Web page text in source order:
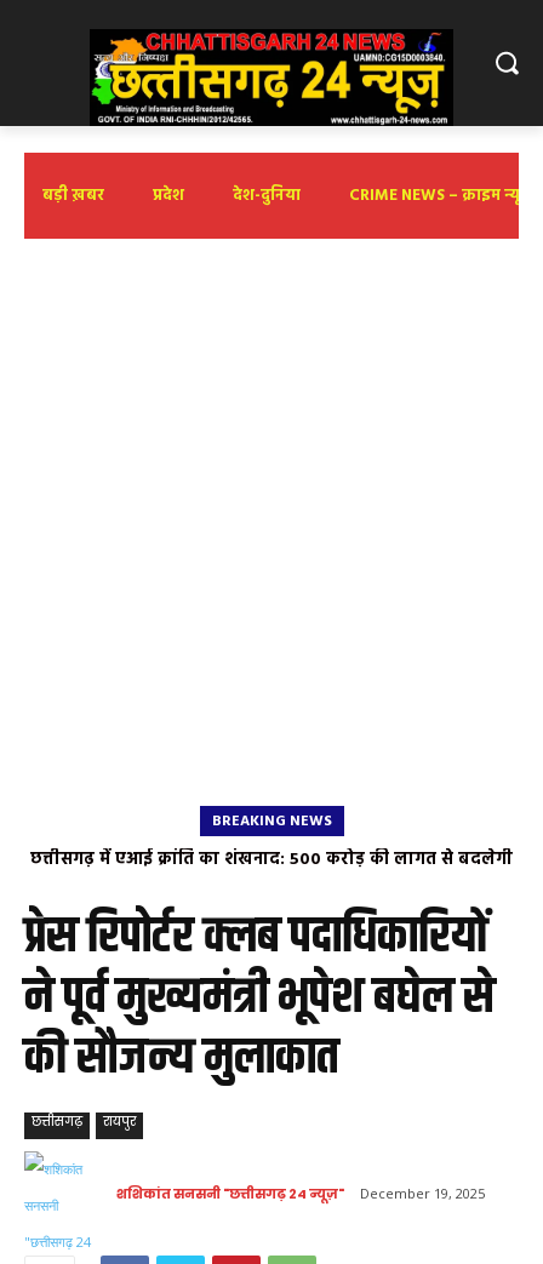
बड़ी ख़बर प्रदेश देश-दुनिया CRIME NEWS – क्राइम न्यूज़
BREAKING NEWS
छत्तीसगढ़ में एआई क्रांति का शंखनाद: 500 करोड़ की लागत से बदलेगी
प्रेस रिपोर्टर क्लब पदाधिकारियों
ने पूर्व मुख्यमंत्री भूपेश बघेल से
की सौजन्य मुलाकात
छत्तीसगढ़ रायपुर
शशिकांत सनसनी "छत्तीसगढ़ 24 न्यूज़" December 19, 2025